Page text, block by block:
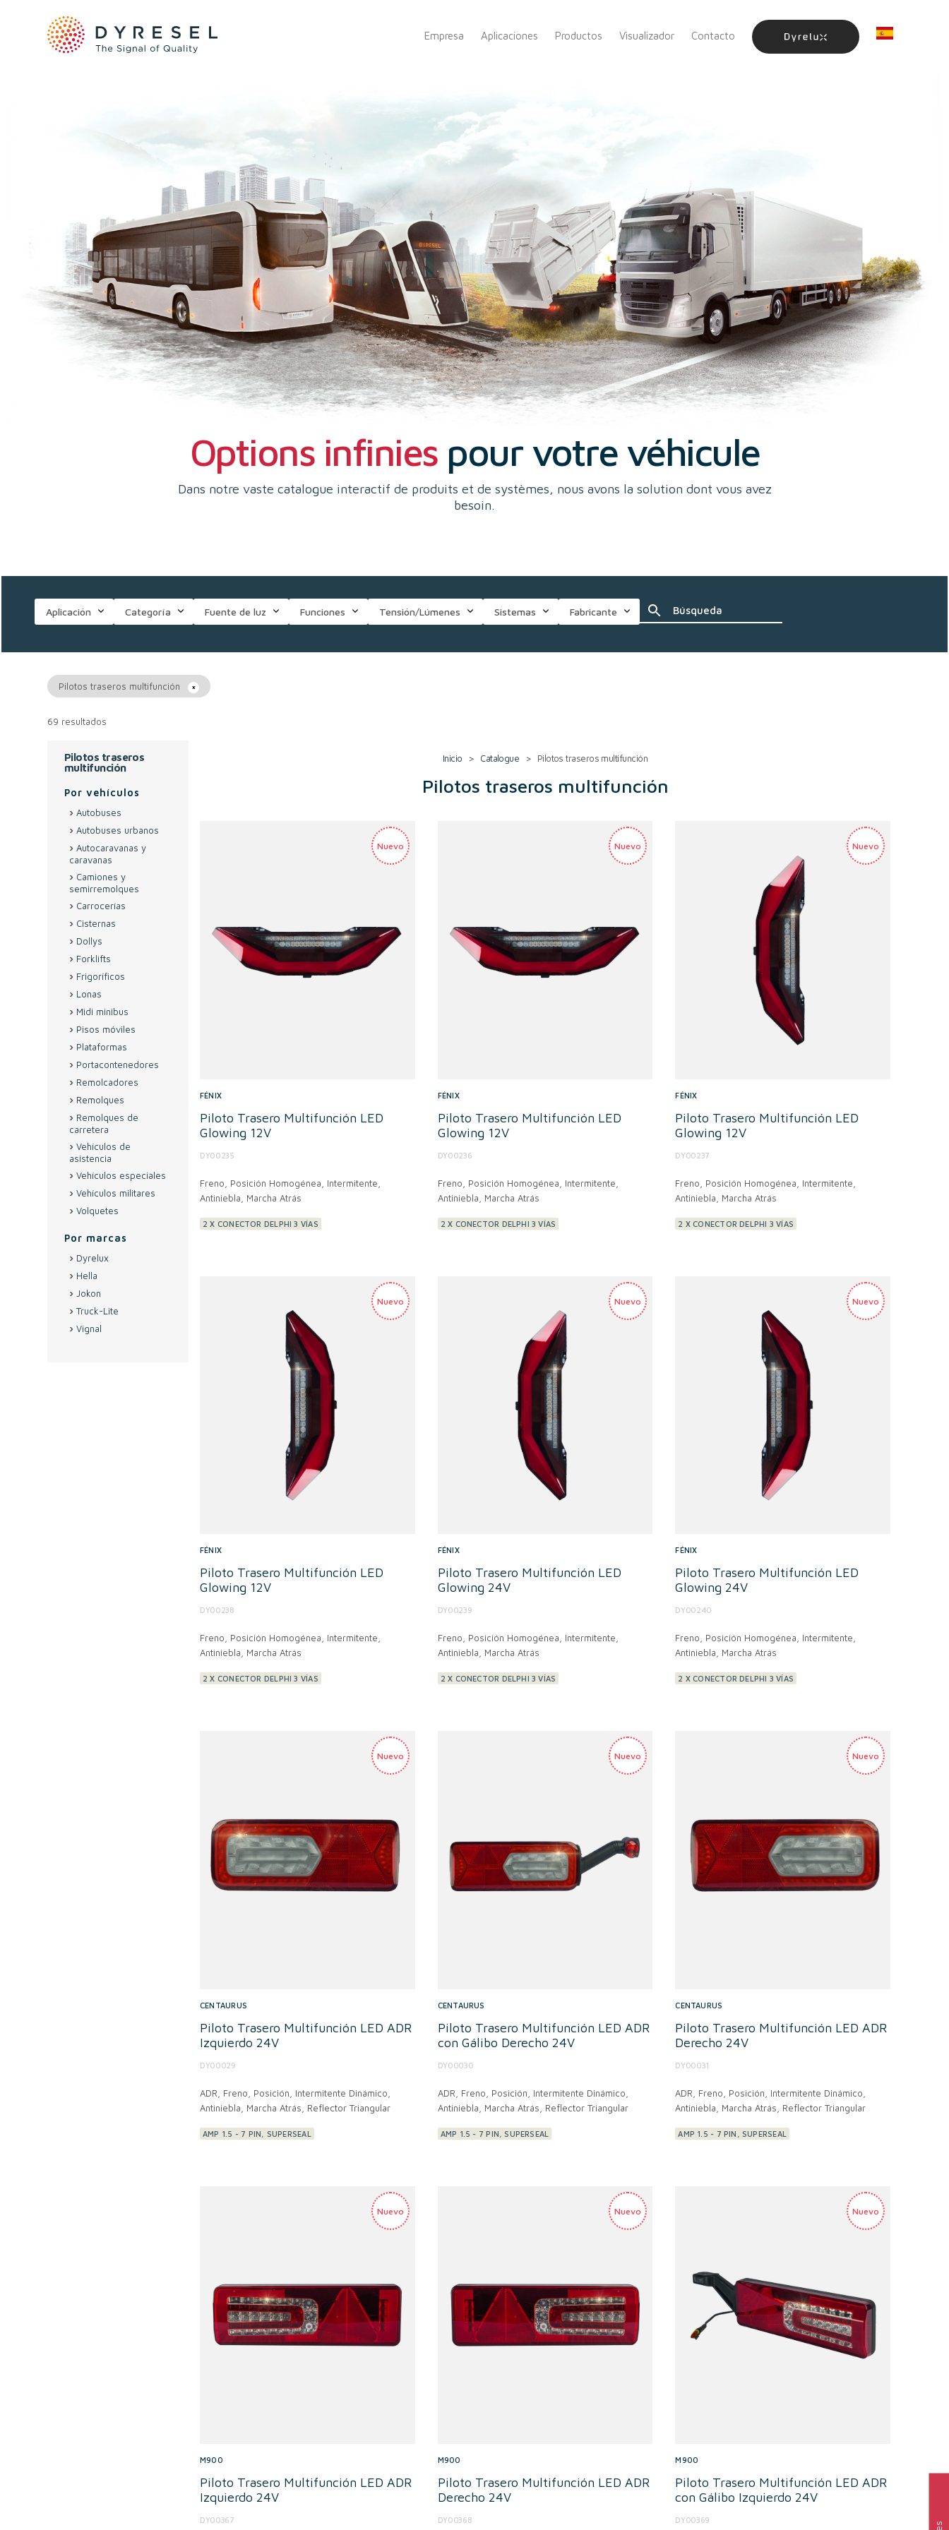
Empresa Aplicaciones Productos Visualizador Contacto
Options infiniespour votre véhicule
Dans notre vaste catalogue interactif de produits et de systèmes, nous avons la solution dont vous avez
besoin.
Aplicación Categoría Fuente de luz Funciones Tensión/Lúmenes Sistemas Fabricante
Pilotos traseros multifunción
69 resultados
Pilotos traseros
multifunción
Por vehículos
Autobuses
Autobuses urbanos
Autocaravanas y
caravanas
Camiones y
semirremolques
Carrocerías
Cisternas
Dollys
Forklifts
Frigoríficos
Lonas
Midi minibus
Pisos móviles
Plataformas
Portacontenedores
Remolcadores
Remolques
Remolques de
carretera
Vehículos de
asistencia
Vehículos especiales
Vehículos militares
Volquetes
Por marcas
Dyrelux
Hella
Jokon
Truck-Lite
Vignal
Inicio > Catalogue > Pilotos traseros multifunción
Pilotos traseros multifunción
FÉNIX
Piloto Trasero Multifunción LED
Glowing 12V
DY00235
Freno, Posición Homogénea, Intermitente,
Antiniebla, Marcha Atrás
2 X CONECTOR DELPHI 3 VÍAS
FÉNIX
Piloto Trasero Multifunción LED
Glowing 12V
DY00236
Freno, Posición Homogénea, Intermitente,
Antiniebla, Marcha Atrás
2 X CONECTOR DELPHI 3 VÍAS
FÉNIX
Piloto Trasero Multifunción LED
Glowing 12V
DY00237
Freno, Posición Homogénea, Intermitente,
Antiniebla, Marcha Atrás
2 X CONECTOR DELPHI 3 VÍAS
FÉNIX
Piloto Trasero Multifunción LED
Glowing 12V
DY00238
Freno, Posición Homogénea, Intermitente,
Antiniebla, Marcha Atrás
2 X CONECTOR DELPHI 3 VÍAS
FÉNIX
Piloto Trasero Multifunción LED
Glowing 24V
DY00239
Freno, Posición Homogénea, Intermitente,
Antiniebla, Marcha Atrás
2 X CONECTOR DELPHI 3 VÍAS
FÉNIX
Piloto Trasero Multifunción LED
Glowing 24V
DY00240
Freno, Posición Homogénea, Intermitente,
Antiniebla, Marcha Atrás
2 X CONECTOR DELPHI 3 VÍAS
CENTAURUS
Piloto Trasero Multifunción LED ADR
Izquierdo 24V
DY00029
ADR, Freno, Posición, Intermitente Dinámico,
Antiniebla, Marcha Atrás, Reflector Triangular
AMP 1.5 - 7 PIN, SUPERSEAL
CENTAURUS
Piloto Trasero Multifunción LED ADR
con Gálibo Derecho 24V
DY00030
ADR, Freno, Posición, Intermitente Dinámico,
Antiniebla, Marcha Atrás, Reflector Triangular
AMP 1.5 - 7 PIN, SUPERSEAL
CENTAURUS
Piloto Trasero Multifunción LED ADR
Derecho 24V
DY00031
ADR, Freno, Posición, Intermitente Dinámico,
Antiniebla, Marcha Atrás, Reflector Triangular
AMP 1.5 - 7 PIN, SUPERSEAL
M900
Piloto Trasero Multifunción LED ADR
Izquierdo 24V
DY00367
M900
Piloto Trasero Multifunción LED ADR
Derecho 24V
DY00368
M900
Piloto Trasero Multifunción LED ADR
con Gálibo Izquierdo 24V
DY00369